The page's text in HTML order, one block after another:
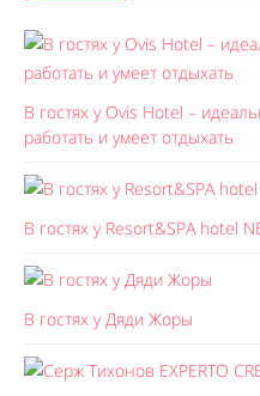
В гостях у Ovis Hotel –
работать и умеет отдыхать
В гостях у Resort&SPA hotel
В гостях у Дяди Жоры